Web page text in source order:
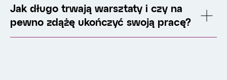
Jak długo trwają warsztaty i czy na
pewno zdążę ukończyć swoją pracę?